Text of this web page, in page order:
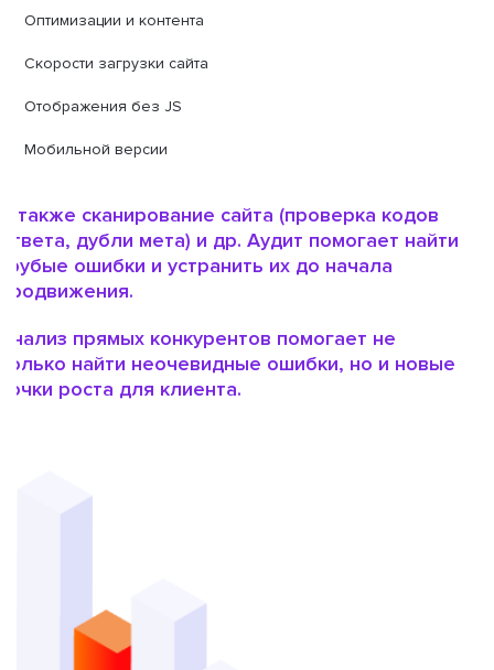
Оптимизации и контента
Скорости загрузки сайта
Отображения без JS
Мобильной версии
А также сканирование сайта (проверка кодов
ответа, дубли мета) и др. Аудит помогает найти
грубые ошибки и устранить их до начала
продвижения.
Анализ прямых конкурентов помогает не
только найти неочевидные ошибки, но и новые
точки роста для клиента.